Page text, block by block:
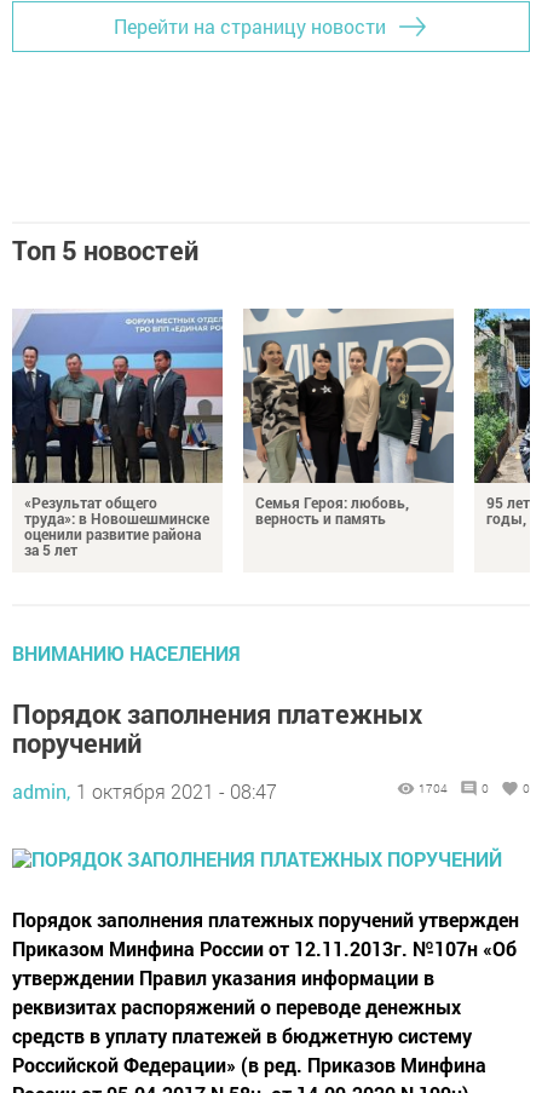
Перейти на страницу новости
Топ 5 новостей
«Результат общего
труда»: в Новошешминске
оценили развитие района
за 5 лет
Семья Героя: любовь,
верность и память
95 лет
годы,
ВНИМАНИЮ НАСЕЛЕНИЯ
Порядок заполнения платежных
поручений
admin, 1 октября 2021 - 08:47 1704 0 0
Порядок заполнения платежных поручений утвержден
Приказом Минфина России от 12.11.2013г. №107н «Об
утверждении Правил указания информации в
реквизитах распоряжений о переводе денежных
средств в уплату платежей в бюджетную систему
Российской Федерации» (в ред. Приказов Минфина